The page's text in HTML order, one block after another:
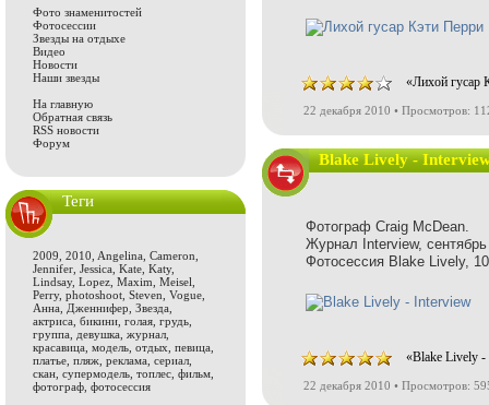
Фото знаменитостей
Фотосессии
Звезды на отдыхе
Видео
Новости
Наши звезды
На главную
Обратная связь
RSS новости
Форум
Теги
2009 2010 Angelina Cameron
Jennifer Jessica Kate Katy,
Lindsay, Lopez Maxim Meisel
Perry, photoshoot Steven Vogue
Анна
Дженнифер Звезда
актриса бикини голая грудь
группа
девушка журнал
красавица модель отдых певица
платье пляж реклама сериал
скан супермодель топлес фильм
фотограф фотосессия
«Лихой гусар
22 декабря 2010 • Просмотров:
Blake Lively -
Фотограф Craig McDean.
Журнал Interview, сентябрь
Фотосессия Blake Lively,
«Blake Lively -
22 декабря 2010 • Просмотров: